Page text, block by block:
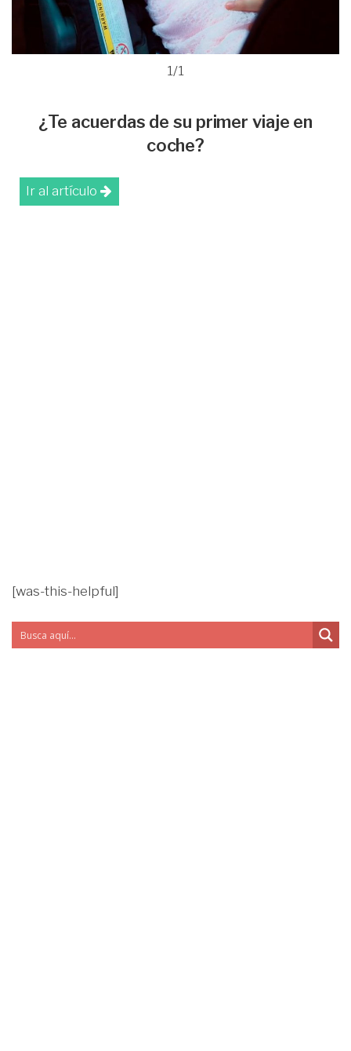
1/1
¿Te acuerdas de su primer viaje en
coche?
Ir al artículo
[was-this-helpful]